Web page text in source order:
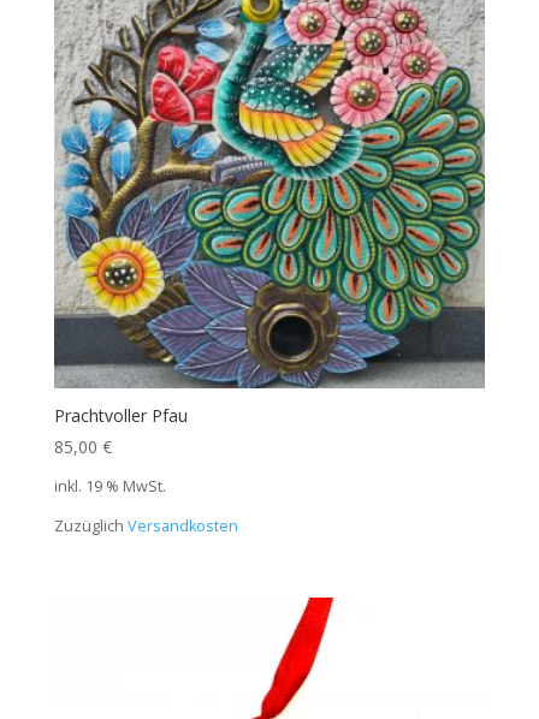
Prachtvoller Pfau
85,00 €
inkl. 19 % MwSt.
Zuzüglich Versandkosten